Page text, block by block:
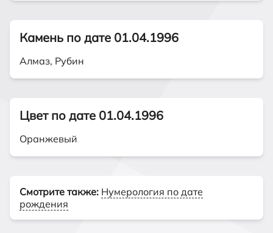
Камень по дате 01.04.1996
Алмаз, Рубин
Цвет по дате 01.04.1996
Оранжевый
Смотрите также: Нумерология по дате
рождения